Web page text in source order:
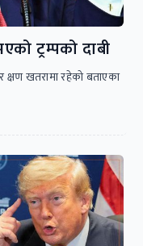
ट्रम्पको दाबी
क्षण खतरामा रहेको बताएका